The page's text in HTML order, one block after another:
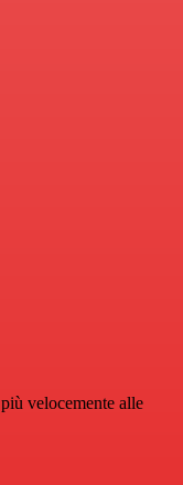
velocemente alle